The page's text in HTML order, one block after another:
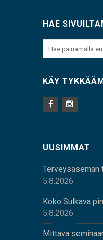
HAE
KÄY
UUSIMMAT
Terveysaseman
5.8.2026
Koko Sulkava
5.8.2026
Mittava